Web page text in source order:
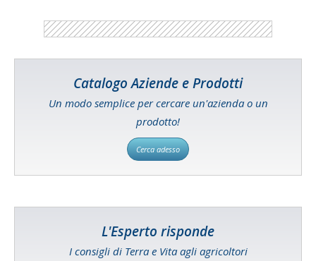
Catalogo Aziende e Prodotti
Un modo semplice per cercare un'azienda o un
prodotto!
Cerca adesso
L'Esperto risponde
I consigli di Terra e Vita agli agricoltori